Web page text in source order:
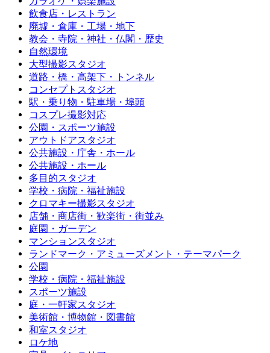
飲食店・レストラン
廃墟・倉庫・工場・地下
教会・寺院・神社・仏閣・歴史
自然環境
大型撮影スタジオ
道路・橋・高架下・トンネル
コンセプトスタジオ
駅・乗り物・駐車場・埠頭
コスプレ撮影対応
公園・スポーツ施設
アウトドアスタジオ
公共施設・庁舎・ホール
公共施設・ホール
多目的スタジオ
学校・病院・福祉施設
クロマキー撮影スタジオ
店舗・商店街・歓楽街・街並み
庭園・ガーデン
マンションスタジオ
ランドマーク・アミューズメント・テーマパーク
公園
学校・病院・福祉施設
スポーツ施設
庭・一軒家スタジオ
美術館・博物館・図書館
和室スタジオ
ロケ地